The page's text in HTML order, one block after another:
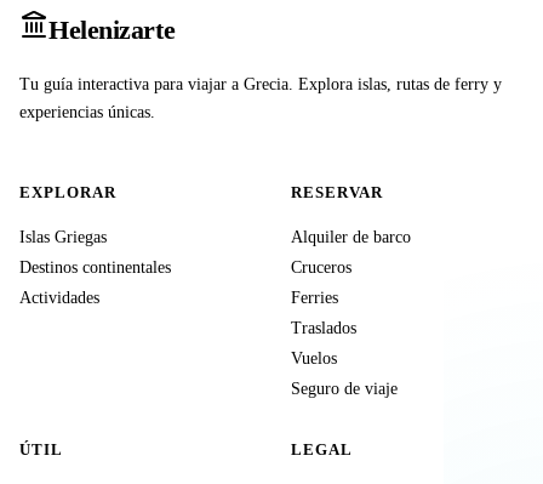
Helenizarte
Tu guía interactiva para viajar a Grecia. Explora islas, rutas de ferry y
experiencias únicas.
EXPLORAR
Islas Griegas
Destinos continentales
Actividades
RESERVAR
Alquiler de barco
Cruceros
Ferries
Traslados
Vuelos
Seguro de viaje
ÚTIL LEGAL